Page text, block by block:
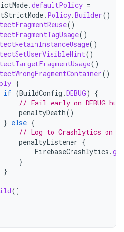
.defaultPolicy =
. Policy.Builder()
()
()
()
()
()
()
{
if (BuildConfig .DEBUG)
{
// Fail early on DEBUG
penaltyDeath()
} else {
// Log to Crashlytics on
penaltyListener {
FirebaseCrashlytics .
}
}
()